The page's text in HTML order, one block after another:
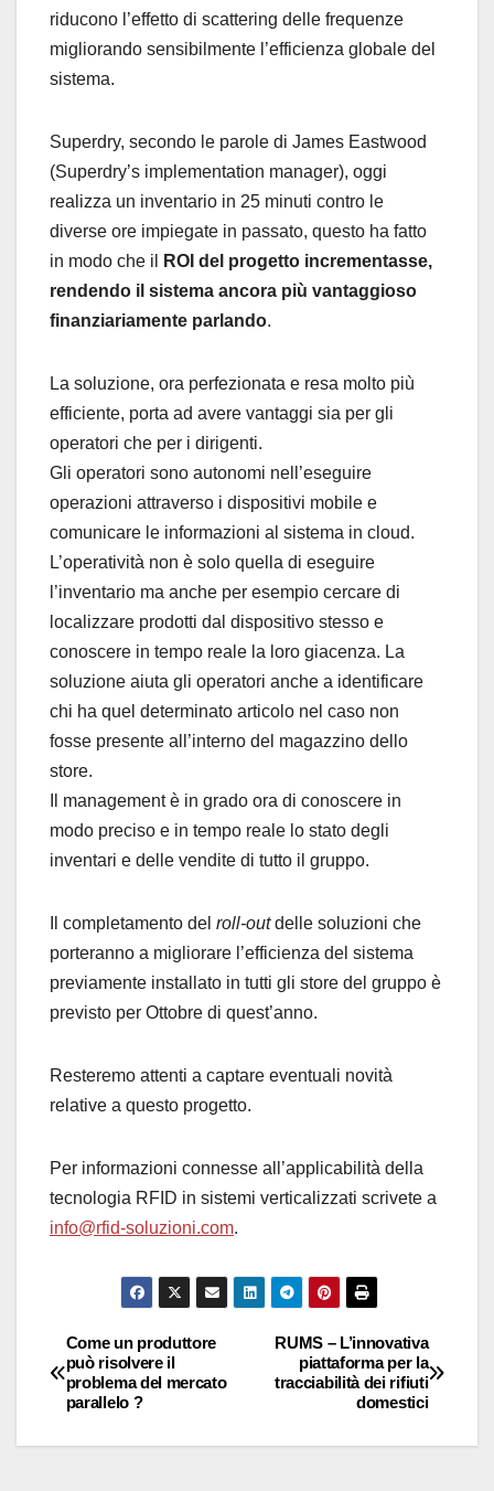
riducono l’effetto di scattering delle frequenze
migliorando sensibilmente l’efficienza globale del
sistema.
Superdry, secondo le parole di James Eastwood
(Superdry’s implementation manager), oggi
realizza un inventario in 25 minuti contro le
diverse ore impiegate in passato, questo ha fatto
in modo che il
ROI del progetto incrementasse,
rendendo il sistema ancora più vantaggioso
finanziariamente parlando.
La soluzione, ora perfezionata e resa molto più
efficiente, porta ad avere vantaggi sia per gli
operatori che per i dirigenti.
Gli operatori sono autonomi nell’eseguire
operazioni attraverso i dispositivi mobile e
comunicare le informazioni al sistema in cloud.
L’operatività non è solo quella di eseguire
l’inventario ma anche per esempio cercare di
localizzare prodotti dal dispositivo stesso e
conoscere in tempo reale la loro giacenza. La
soluzione aiuta gli operatori anche a identificare
chi ha quel determinato articolo nel caso non
fosse presente all’interno del magazzino dello
store.
Il management è in grado ora di conoscere in
modo preciso e in tempo reale lo stato degli
inventari e delle vendite di tutto il gruppo.
Il completamento del roll-outdelle soluzioni che
porteranno a migliorare l’efficienza del sistema
previamente installato in tutti gli store del gruppo è
previsto per Ottobre di quest’anno.
Resteremo attenti a captare eventuali novità
relative a questo progetto.
Per informazioni connesse all’applicabilità della
tecnologia RFID in sistemi verticalizzati scrivete a
info@rfid-soluzioni.com.
Navigazione
articoli
RUMS – L’innovativa
piattaforma per la
tracciabilità dei rifiuti
domestici
Come un produttore
può risolvere il
problema del mercato
parallelo ?